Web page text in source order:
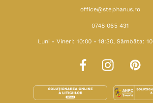
office@stephanus.ro
0748 065 431
Luni - Vineri: 10:00 - 18:30, Sâmbăta: